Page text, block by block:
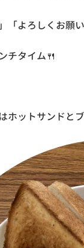
「よろしくお願
チタイム🍴
ホットサンドと